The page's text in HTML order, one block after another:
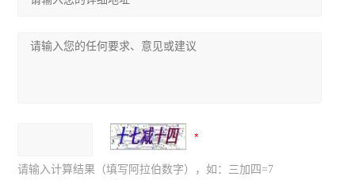
请输入计算结果（填写阿拉伯数字），如：三加四=7